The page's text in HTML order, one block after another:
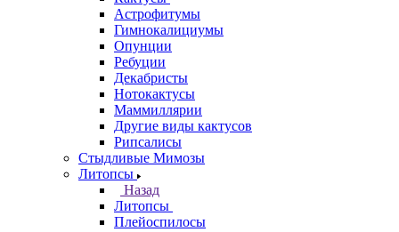
Астрофитумы
Гимнокалициумы
Опунции
Ребуции
Декабристы
Нотокактусы
Маммиллярии
Другие виды кактусов
Рипсалисы
Стыдливые Мимозы
Литопсы
Назад
Литопсы
Плейоспилосы